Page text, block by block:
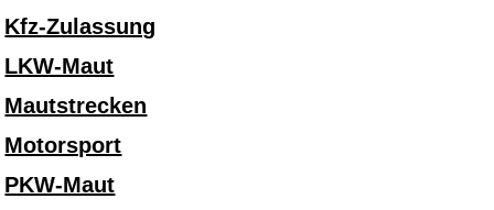
Kfz-Zulassung
LKW-Maut
Mautstrecken
Motorsport
PKW-Maut